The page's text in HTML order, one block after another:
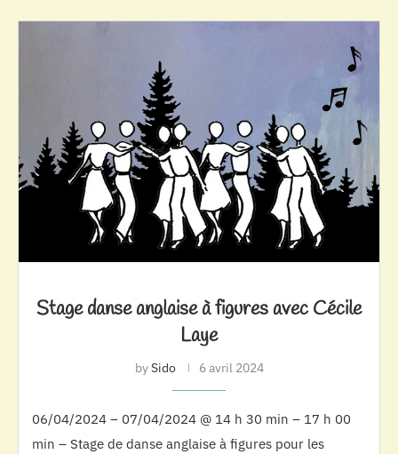
Stage danse anglaise à figures avec Cécile
Laye
bySido 6 avril 2024
06/04/2024 – 07/04/2024 @ 14 h 30 min – 17 h 00
min – Stage de danse anglaise à figures pour les